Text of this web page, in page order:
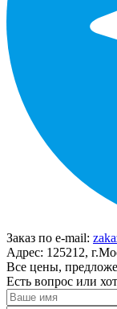
Заказ по e-mail:
Адрес: 125212,
Все цены,
Есть вопрос или